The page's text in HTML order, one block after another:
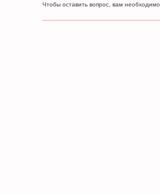
Чтобы оставить вопрос, вам необходимо